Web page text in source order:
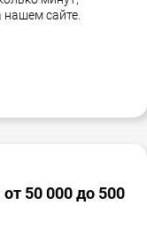
сайте.
50 000 до 500